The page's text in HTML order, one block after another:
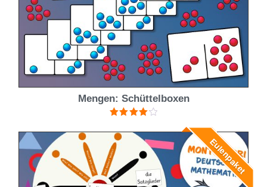
Mengen: Schüttelboxen
mit4.20
von 5
Eulenpaket